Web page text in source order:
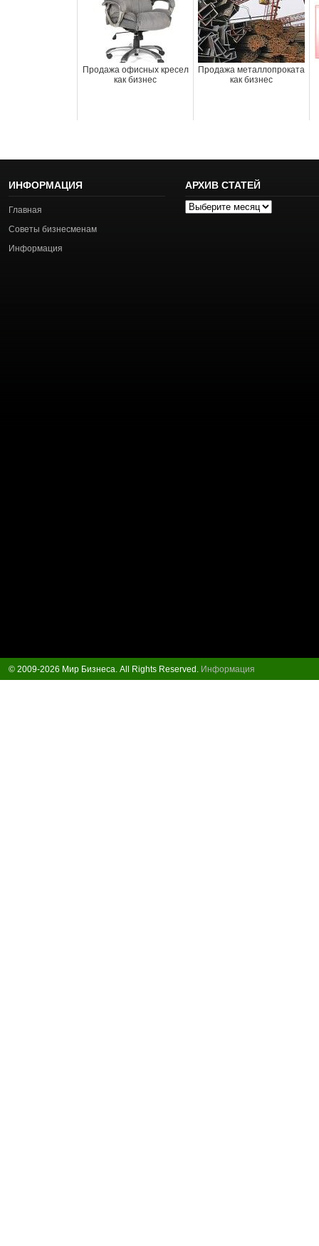
Продажа офисных кресел
как бизнес
Продажа металлопроката
как бизнес
ИНФОРМАЦИЯ
Главная
Советы бизнесменам
Информация
АРХИВ СТАТЕЙ
Архив
© 2009-2026 Мир Бизнеса. All Rights Reserved. Информация